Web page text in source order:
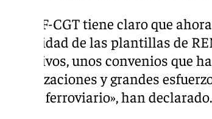
«El SFF-CGT tiene claro que
integridad de las plantillas de
colectivos, unos convenios que
movilizaciones y grandes
sector ferroviario», han declarado.